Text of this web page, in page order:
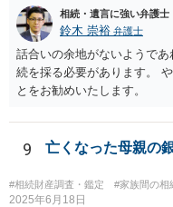
相続・遺言に強い弁護士
鈴木 崇裕 弁護士
話合いの余地がないようで
続を採る必要があります。
とをお勧めいたします。
9 亡くなった母親の
#相続財産調査・鑑定 #家族間の相
2025年6月18日